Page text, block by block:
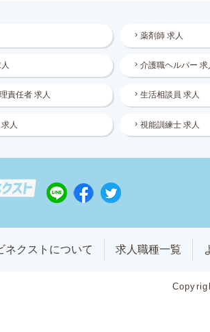
薬剤師 求人
介護職ヘルパー 求
責任者 求人 生活相談員 求人
人 視能訓練士 求人
ネクストについて 求人職種一覧